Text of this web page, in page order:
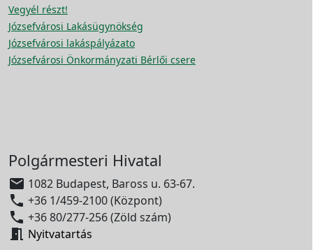
Vegyél részt!
Józsefvárosi Lakásügynökség
Józsefvárosi lakáspályázato
Józsefvárosi Önkormányzati Bérlői csere
Polgármesteri Hivatal
 1082 Budapest, Baross u. 63-67.
 +36 1/459-2100 (Központ)
 +36 80/277-256 (Zöld szám)
 Nyitvatartás